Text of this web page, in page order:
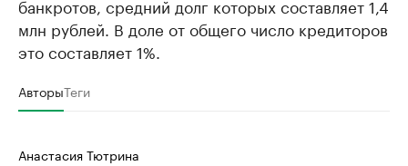
банкротов, средний долг которых составляет 1,4
млн рублей. В доле от общего число кредиторов
это составляет 1%.
АвторыТеги
Анастасия Тютрина